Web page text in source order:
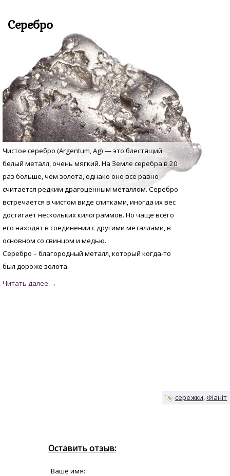
Серебро
Чистое серебро (Argentum, Аg) — это блестящий
белый металл, очень мягкий. На Земле серебра в 20
раз больше, чем золота, однако оно все равно
считается редким драгоценным металлом. Серебро
встречается в чистом виде слитками, иногда их вес
достигает нескольких килограммов. Но чаще всего
его находят в соединении с другими металлами, в
основном со свинцом и медью.
Серебро – благородный металл, который когда-то
был дороже золота.
сережки Фіаніт